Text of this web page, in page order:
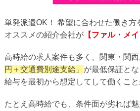
単発派遣OK！ 希望に合わせた働き方
オススメの紹介会社が【ファル・メイ
高時給の求人案件も多く、関東・関
円＋交通費別途支給」 が最低保証と
給与を最初から想定してして働くこと
たとえ高時給でも、条件面が劣れば魅